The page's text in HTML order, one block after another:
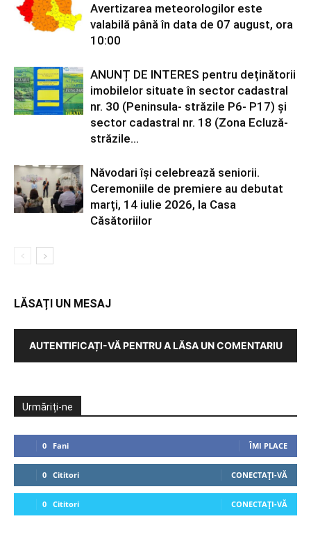
Avertizarea meteorologilor este
valabilă până în data de 07 august, ora
10:00
ANUNȚ DE INTERES pentru deținătorii
imobilelor situate în sector cadastral
nr. 30 (Peninsula- străzile P6- P17) și
sector cadastral nr. 18 (Zona Ecluză-
străzile...
Năvodari își celebrează seniorii.
Ceremoniile de premiere au debutat
marți, 14 iulie 2026, la Casa
Căsătoriilor
LĂSAȚI UN MESAJ
AUTENTIFICAȚI-VĂ PENTRU A LĂSA UN COMENTARIU
Urmăriți-ne
0 Fani ÎMI PLACE
0 Cititori CONECTAȚI-VĂ
0 Cititori CONECTAȚI-VĂ